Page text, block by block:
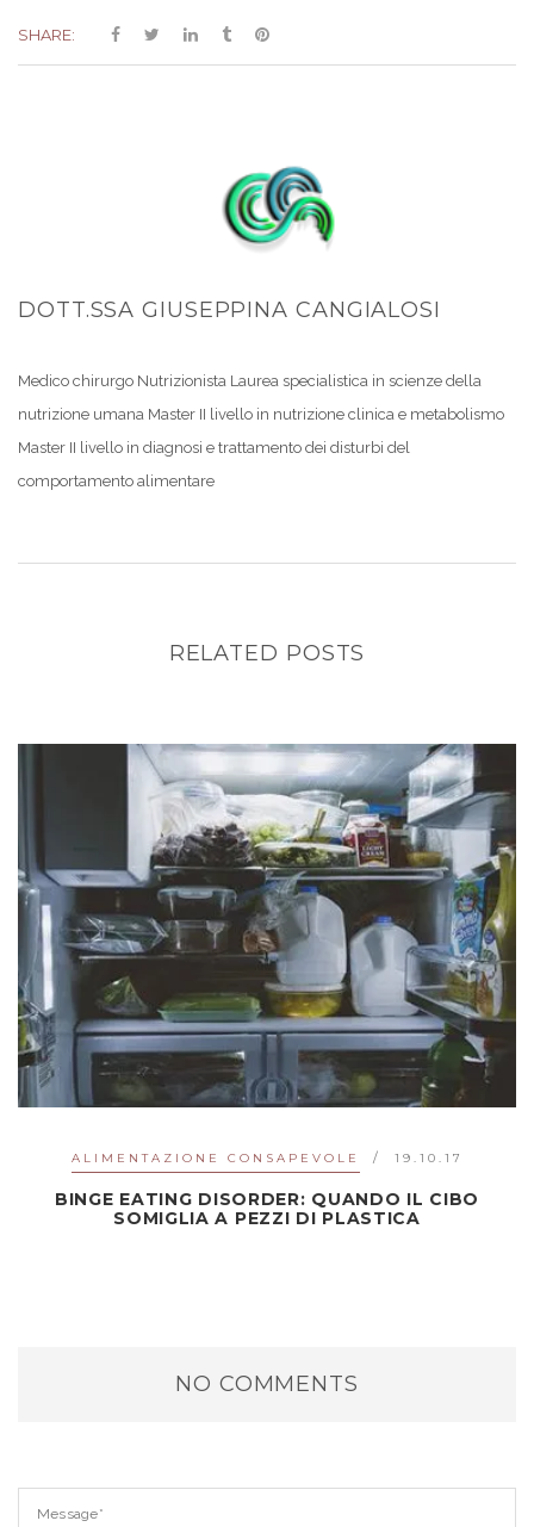
SHARE:
DOTT.SSA GIUSEPPINA CANGIALOSI
Medico chirurgo Nutrizionista Laurea specialistica in scienze della
nutrizione umana Master II livello in nutrizione clinica e metabolismo
Master II livello in diagnosi e trattamento dei disturbi del
comportamento alimentare
RELATED POSTS
ALIMENTAZIONE CONSAPEVOLE 19.10.17
BINGE EATING DISORDER: QUANDO IL CIBO
SOMIGLIA A PEZZI DI PLASTICA
NO COMMENTS